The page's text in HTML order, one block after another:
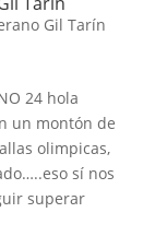
Gil Tarín
24 hola
un montón de
olimpicas,
sí nos
superar